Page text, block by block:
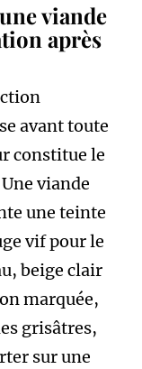
viande
après
avant toute
constitue le
viande
une teinte
vif pour le
beige clair
marquée,
grisâtres,
sur une